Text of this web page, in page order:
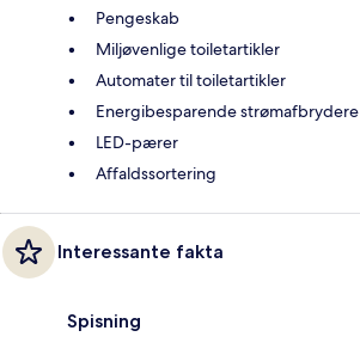
Pengeskab
Miljøvenlige toiletartikler
Automater til toiletartikler
Energibesparende strømafbrydere
LED-pærer
Affaldssortering
Interessante fakta
Spisning